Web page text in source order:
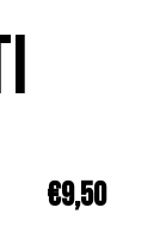
€9,50